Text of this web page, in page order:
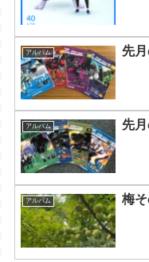
アルバム 先
アルバム 先
アルバム 梅そ